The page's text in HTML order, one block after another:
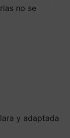
no se
y adaptada